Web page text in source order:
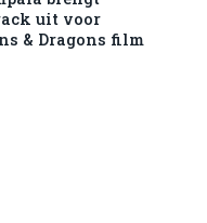
uit voor
& Dragons film